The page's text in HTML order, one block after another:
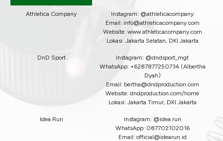
Athletica Company
Instagram: @athleticacompany
Email: info@athleticacompany.com
Website: www.athleticacompany.com
Lokasi: Jakarta Selatan, DKI Jakarta
DnD Sport
Instagram: @dndsport_mgt
WhatsApp: +6287877250734 (Albertha
Dyah)
Email: bertha@dndproduction.com
Website: dndproduction.com/home
Lokasi: Jakarta Timur, DKI Jakarta
Idea Run
Instagram: @idea.run
WhatsApp: 087702102016
Email: official@idearun.id